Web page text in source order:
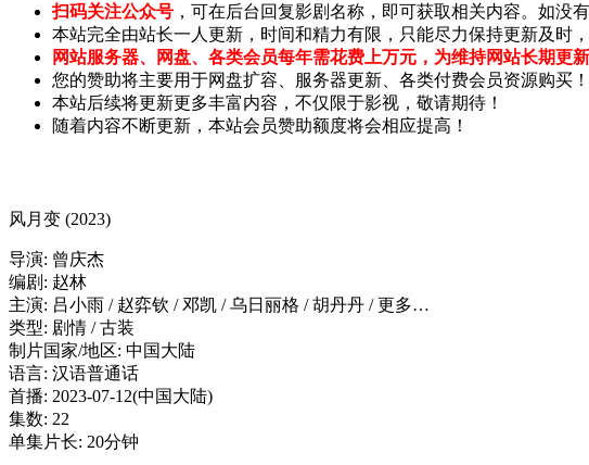
扫码关注公众号 ，可在后台回复影剧名称，即可获取相关内容。如没
本站完全由站长一人更新，时间和精力有限，只能尽力保持更新及时，
网站服务器、网盘、各类会员每年需花费上万元，为维持网站长期更
您的赞助将主要用于网盘扩容、服务器更新、各类付费会员资源购买！
本站后续将更新更多丰富内容，不仅限于影视，敬请期待！
随着内容不断更新，本站会员赞助额度将会相应提高！
风月变 (2023)
导演: 曾庆杰
编剧: 赵林
主演: 吕小雨 / 赵弈钦 / 邓凯 / 乌日丽格 / 胡丹丹 / 更多…
类型: 剧情 / 古装
制片国家/地区: 中国大陆
语言: 汉语普通话
首播: 2023-07-12(中国大陆)
集数: 22
单集片长: 20分钟